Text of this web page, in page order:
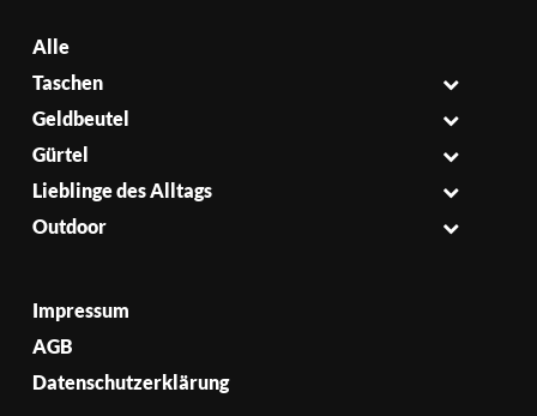
Alle
Taschen
Geldbeutel
Gürtel
Lieblinge des Alltags
Outdoor
Impressum
AGB
Datenschutzerklärung